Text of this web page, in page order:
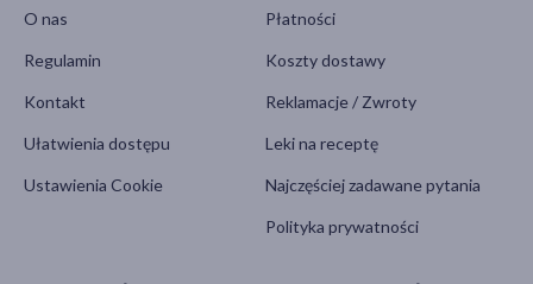
O nas
Regulamin
Kontakt
Ułatwienia dostępu
Ustawienia Cookie
Płatności
Koszty dostawy
Reklamacje / Zwroty
Leki na receptę
Najczęściej zadawane pytania
Polityka prywatności